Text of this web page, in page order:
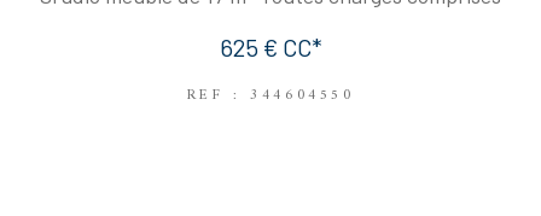
625 € CC*
REF : 344604550